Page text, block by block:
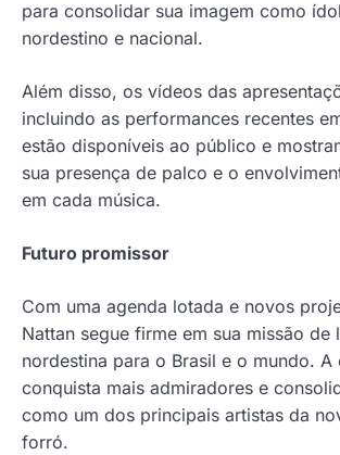
para consolidar sua imagem como
nordestino e nacional.
Além disso, os vídeos das
incluindo as performances recentes
estão disponíveis ao público e
sua presença de palco e o
em cada música.
Futuro promissor
Com uma agenda lotada e novos
Nattan segue firme em sua missão de
nordestina para o Brasil e o mundo. A
conquista mais admiradores e
como um dos principais artistas da
forró.